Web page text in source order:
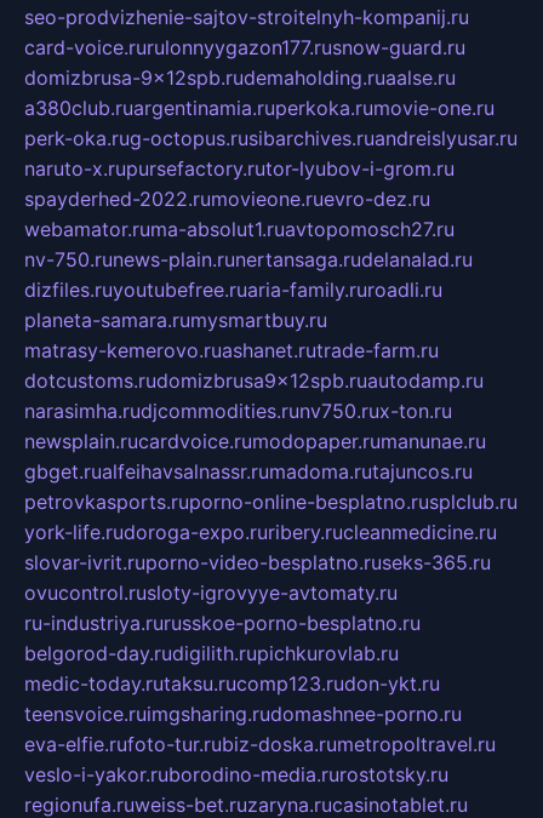
seo-prodvizhenie-sajtov-stroitelnyh-kompanij.ru
card-voice.rurulonnyygazon177.rusnow-guard.ru
domizbrusa-9x12spb.rudemaholding.ruaalse.ru
a380club.ruargentinamia.ruperkoka.rumovie-one.ru
perk-oka.rug-octopus.rusibarchives.ruandreislyusar.ru
naruto-x.rupursefactory.rutor-lyubov-i-grom.ru
spayderhed-2022.rumovieone.ruevro-dez.ru
webamator.ruma-absolut1.ruavtopomosch27.ru
nv-750.runews-plain.runertansaga.rudelanalad.ru
dizfiles.ruyoutubefree.ruaria-family.ruroadli.ru
planeta-samara.rumysmartbuy.ru
matrasy-kemerovo.ruashanet.rutrade-farm.ru
dotcustoms.rudomizbrusa9x12spb.ruautodamp.ru
narasimha.rudjcommodities.runv750.rux-ton.ru
newsplain.rucardvoice.rumodopaper.rumanunae.ru
gbget.rualfeihavsalnassr.rumadoma.rutajuncos.ru
petrovkasports.ruporno-online-besplatno.rusplclub.ru
york-life.rudoroga-expo.ruribery.rucleanmedicine.ru
slovar-ivrit.ruporno-video-besplatno.ruseks-365.ru
ovucontrol.rusloty-igrovyye-avtomaty.ru
ru-industriya.rurusskoe-porno-besplatno.ru
belgorod-day.rudigilith.rupichkurovlab.ru
medic-today.rutaksu.rucomp123.rudon-ykt.ru
teensvoice.ruimgsharing.rudomashnee-porno.ru
eva-elfie.rufoto-tur.rubiz-doska.rumetropoltravel.ru
veslo-i-yakor.ruborodino-media.rurostotsky.ru
regionufa.ruweiss-bet.ruzaryna.rucasinotablet.ru